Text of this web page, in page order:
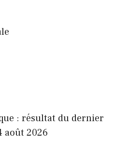
: résultat du dernier
août 2026